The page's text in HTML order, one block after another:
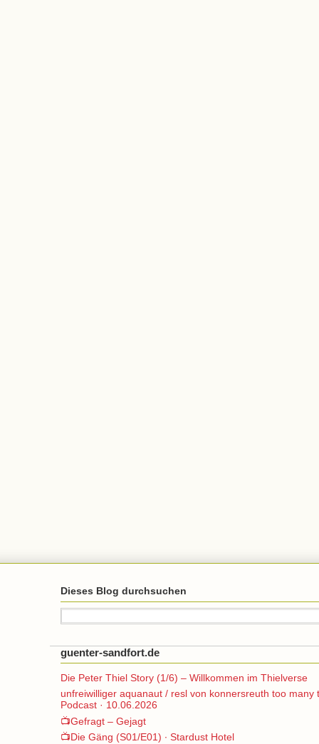
Dieses Blog durchsuchen
guenter-sandfort.de
Die Peter Thiel Story (1/6) – Willkommen im Thielverse
unfreiwilliger aquanaut / resl von konnersreuth too many
Podcast · 10.06.2026
📺Gefragt – Gejagt
📺Die Gäng (S01/E01) ∙ Stardust Hotel